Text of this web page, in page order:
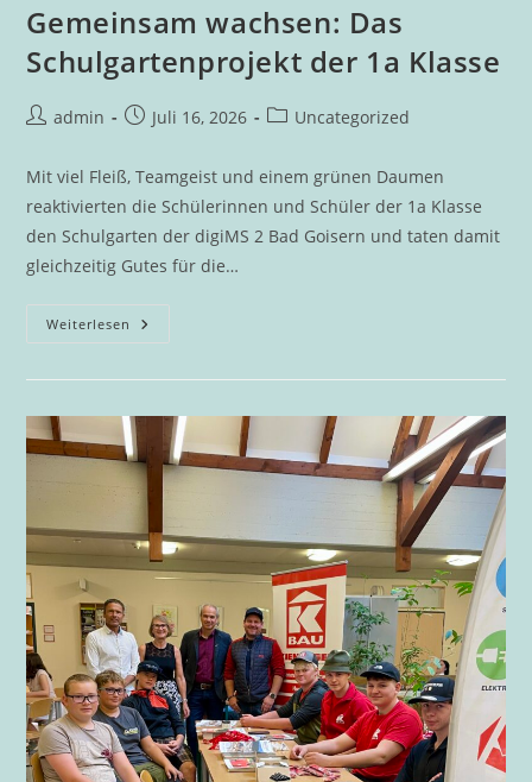
Gemeinsam wachsen: Das
Schulgartenprojekt der 1a Klasse
Beitrags-
admin
BeitragJuli 16, 2026
Beitrags-
Uncategorized
Mit viel Fleiß, Teamgeist und einem grünen Daumen
reaktivierten die Schülerinnen und Schüler der 1a Klasse
den Schulgarten der digiMS 2 Bad Goisern und taten damit
gleichzeitig Gutes für die…
Weiterlesen Gemeinsam
Wachsen:
Klasse